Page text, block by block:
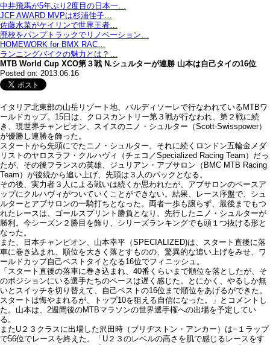
中井飛馬が5年ぶり2度目の日本一…
JCF AWARD MVPは杉浦佳子…
佐藤水菜がケイリンで世界王者…
廃校をパンプトラックでリノベーション…
HOMEWORK for BMX RAC…
ランニングバイクの魅力とは？…
MTB World Cup XCO第３戦 N.シュルターが連勝 山本は自己タイの16位
Posted on: 2013.06.16
イタリア北東部の山岳リゾート地、バルディソーレで行なわれているMTBワ
ールドカップ。15日は、クロスカントリー第３戦が行なわれ、第２戦に続
き、現世界チャンピオン、スイスのニノ・シュルター（Scott-Swisspower）
が優勝し連勝を飾った。
スタートから先頭にでたニノ・シュルター。それに続くロンドン五輪金メダ
リストのヤロスラフ・クルハヴィ（チェコ／Specialized Racing Team）だっ
たが、その後フランスの英雄、ジュリアン・アブサロン（BMC MTB Racing
Team）が後続から追い上げ、先頭は３人のパックとなる。
その後、実力者３人による戦いは続くか思われたが、アブサロンのペースア
ップにクルハヴィがついていくことができない。結果、レース序盤で、シュ
ルターとアブサロンの一騎打ちとなった。両者一歩も譲らず、最後までもつ
れたレースは、ゴールスプリント勝負となり、先行したニノ・シュルターが
勝利。今シーズン２勝目を飾り、シリーズランキングでも頭１つ抜ける形と
なった。
また、日本チャンピオン、山本幸平（SPECIALIZED)は、スタート直後に落
車に巻き込まれ、順位を大きく落とすものの、驚異的な追い上げをみせ、ワ
ールドカップ自己ベストタイとなる16位でフィニッシュ。
「スタート直後の落車に巻き込まれ、40番くらいまで順位を落としたが、そ
のポジションにいる選手たちのペースは遅く感じた。とにかく、やるしか無
いとスイッチを切り替えて、自己ベストの16位まで順位をあげるができた。
スタートは悔やまれるが、トップ10を狙える自信になった。」とコメントし
た。山本は、2週間後のMTBマラソンの世界選手権への出場を予定してい
る。
またU２３クラスに出場した沢田時（ブリヂストン・アンカー）は−１ラップ
で56位でレースを終えた。「U２３のレベルの高さを肌で感じるレースをす